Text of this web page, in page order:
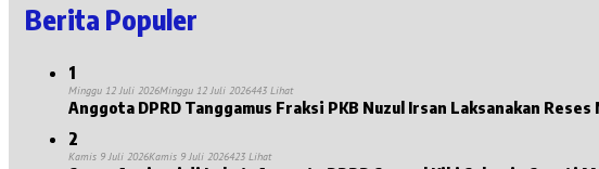
Berita Populer
1
Minggu 12 Juli 2026Minggu 12 Juli 2026443 Lihat
Anggota DPRD
2
Kamis 9 Juli 2026Kamis 9 Juli 2026423 Lihat